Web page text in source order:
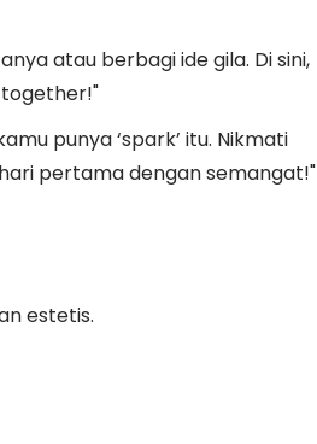
atau berbagi ide gila. Di sini,
punya ‘spark’ itu. Nikmati
pertama dengan semangat!"
estetis.